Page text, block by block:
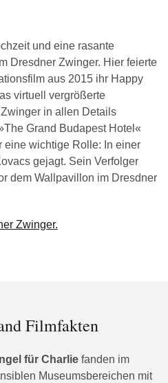
und eine rasante
Dresdner Zwinger. Hier feierte
aus 2015 ihr Happy
virtuell vergrößerte
in allen Details
Grand Budapest Hotel«
eine wichtige Rolle: In einer
gejagt. Sein Verfolger
dem Wallpavillon im Dresdner
Zwinger.
Filmfakten
für Charlie fanden im
Museumsbereichen mit